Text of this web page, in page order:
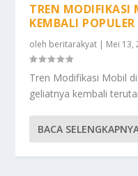
TREN
KEMBALI POPULER
oleh beritarakyat | Mei 13,
Tren Modifikasi Mobil
geliatnya kembali
BACA